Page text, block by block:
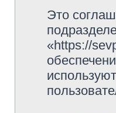
Это
«https://